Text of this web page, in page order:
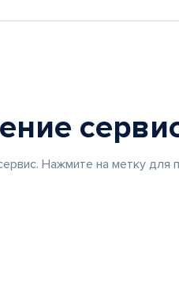
Нажмите на метку для